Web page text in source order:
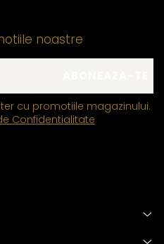
noastre
cu promotiile magazinului.
Confidentialitate